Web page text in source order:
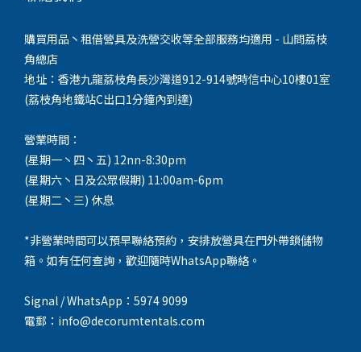
購買用品丶租借營具及洗營交收等全部服務均適用 - 山問荔枝
角總店
地址：香港九龍荔枝角長沙灣道912-914號時信中心10樓01室
(荔枝角地鐵站C出口1分鐘內到達)
營業時間：
(星期一丶四丶五) 12nn-8:30pm
(星期六丶日及公眾假期) 11:00am-6pm
(星期二丶三) 休息
*非營業時間可以預早聯絡預約，安排放營具在門外帶鎖儲物
箱。如有任何查詢，歡迎隨時WhatsApp聯絡。
Signal / WhatsApp：5974 9099
電郵：info@decorumtentals.com